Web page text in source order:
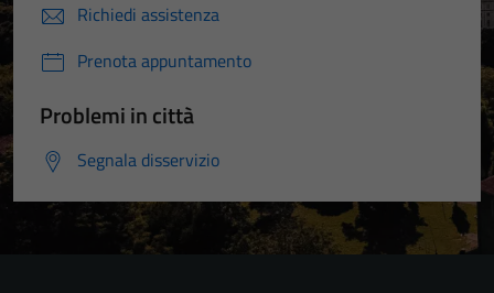
Richiedi assistenza
Prenota appuntamento
Problemi in città
Segnala disservizio